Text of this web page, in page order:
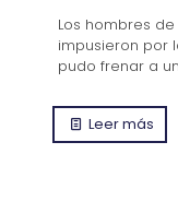
Los hombres
impusieron por
pudo frenar a
Leer más